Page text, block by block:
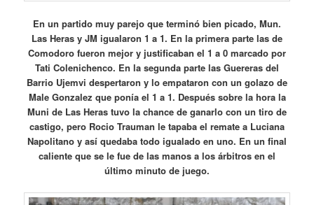
En un partido muy parejo que terminó bien picado, Mun.
Las Heras y JM igualaron 1 a 1. En la primera parte las de
Comodoro fueron mejor y justificaban el 1 a 0 marcado por
Tati Colenichenco. En la segunda parte las Guereras del
Barrio Ujemvi despertaron y lo empataron con un golazo de
Male Gonzalez que ponía el 1 a 1. Después sobre la hora la
Muni de Las Heras tuvo la chance de ganarlo con un tiro de
castigo, pero Rocio Trauman le tapaba el remate a Luciana
Napolitano y así quedaba todo igualado en uno. En un final
caliente que se le fue de las manos a los árbitros en el
último minuto de juego.